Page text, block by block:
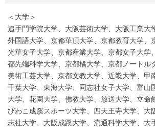
＜大学＞
追手門学院大学、大阪芸術大学、大阪工業大
外国語大学、京都華頂大学、京都教育大学、
光華女子大学、京都産業大学、京都女子大学
都先端科学大学、京都橘大学、京都ノートル
美術工芸大学、京都文教大学、近畿大学、甲
千葉大学、東海大学、同志社女子大学、富山
大学、花園大学、佛教大学、放送大学、立命
びわこ成蹊スポーツ大学、四天王寺大学、大
志社大学、大阪成蹊大学、流通科学大学、大